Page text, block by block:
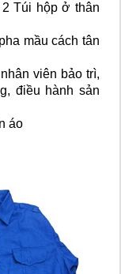
Túi hộp ở thân
mầu cách tân
viên bảo trì,
điều hành sản
áo